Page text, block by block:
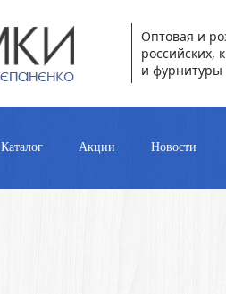
Оптовая и
российских,
и фурнитуры
Каталог Акции Новости